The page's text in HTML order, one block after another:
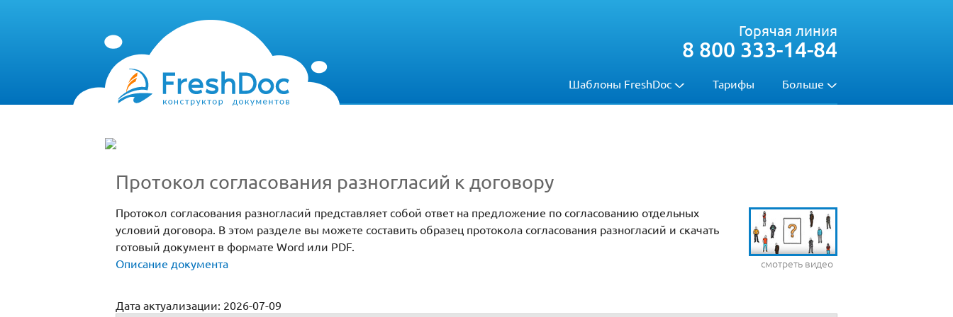
Шаблоны FreshDoc Тарифы Больше
Горячая линия
8 800 333-14-84
Протокол согласования разногласий к договору
смотреть видео
Протокол согласования разногласий представляет собой ответ на предложение по согласованию отдельных
условий договора. В этом разделе вы можете составить образец протокола согласования разногласий и скачать
готовый документ в формате Word или PDF.
Описание документа
Дата актуализации: 2026-07-09